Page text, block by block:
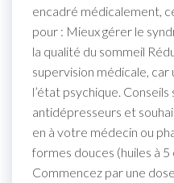
encadré médicalement,
pour : Mieux gérer le
la qualité du sommeil
supervision médicale,
l’état psychique.
antidépresseurs et
en à votre médecin ou
formes douces (huiles à 5
Commencez par une